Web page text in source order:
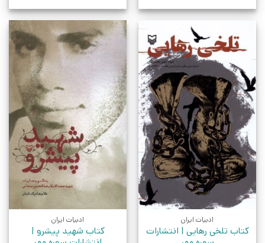
ادبیات ایران
کتاب تلخی رهایی | انتشارات
ادبیات ایران
کتاب شهید پیشرو |